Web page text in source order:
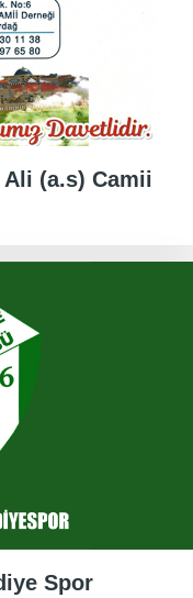
(a.s) Camii
Spor